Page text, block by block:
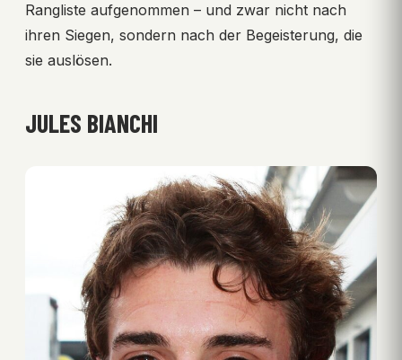
Rangliste aufgenommen – und zwar nicht nach
ihren Siegen, sondern nach der Begeisterung, die
sie auslösen.
JULES BIANCHI